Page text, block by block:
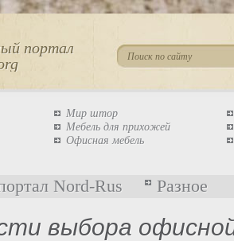
портал
Мир штор
Мебель для прихожей
Офисная мебель
Nord-Rus Разное
выбора